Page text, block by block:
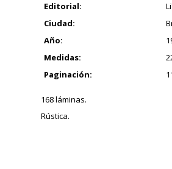
Editorial:
Ciudad:
Año:
Medidas:
Paginación:
168 láminas.
Rústica.